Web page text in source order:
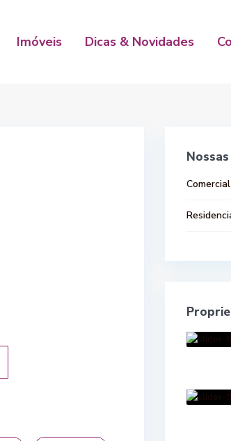
Imóveis Dicas & Novidades
Comercial